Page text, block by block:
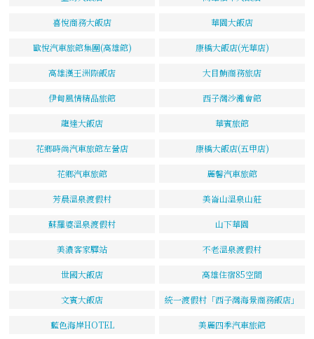
喜悅商務大飯店 華園大飯店
歐悅汽車旅館集團(高雄館) 康橋大飯店(光華店)
高雄漢王洲際飯店 大目鮪商務旅店
伊甸風情精品旅館 西子灣沙灘會館
龍達大飯店 華賓旅館
花鄉時尚汽車旅館左營店 康橋大飯店(五甲店)
花鄉汽車旅館 麗馨汽車旅館
芳晨溫泉渡假村 美崙山溫泉山莊
蘇羅婆溫泉渡假村 山下華園
美濃客家驛站 不老溫泉渡假村
世國大飯店 高雄住宿85空間
文賓大飯店 統一渡假村「西子灣海景商務飯店」
藍色海岸HOTEL 美麗四季汽車旅館